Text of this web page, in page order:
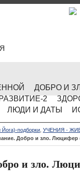
ДОБРО И
2
ЛЮДИ И ДАТЫ
подборки УЧЕНИЯ -
Добро и зло. Люцифер
и зло.